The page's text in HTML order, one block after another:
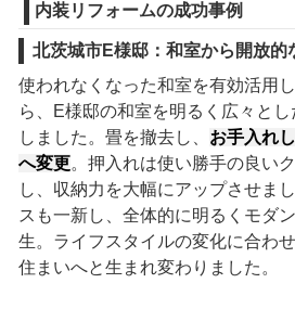
内装リフォームの成功事例
北茨城市E様邸：和室から開放的
使われなくなった和室を有効活用
ら、E様邸の和室を明るく広々と
しました。畳を撤去し、 お手入れ
へ変更。押入れは使い勝手の良い
し、収納力を大幅にアップさせま
スも一新し、全体的に明るくモダ
生。ライフスタイルの変化に合わ
住まいへと生まれ変わりました。